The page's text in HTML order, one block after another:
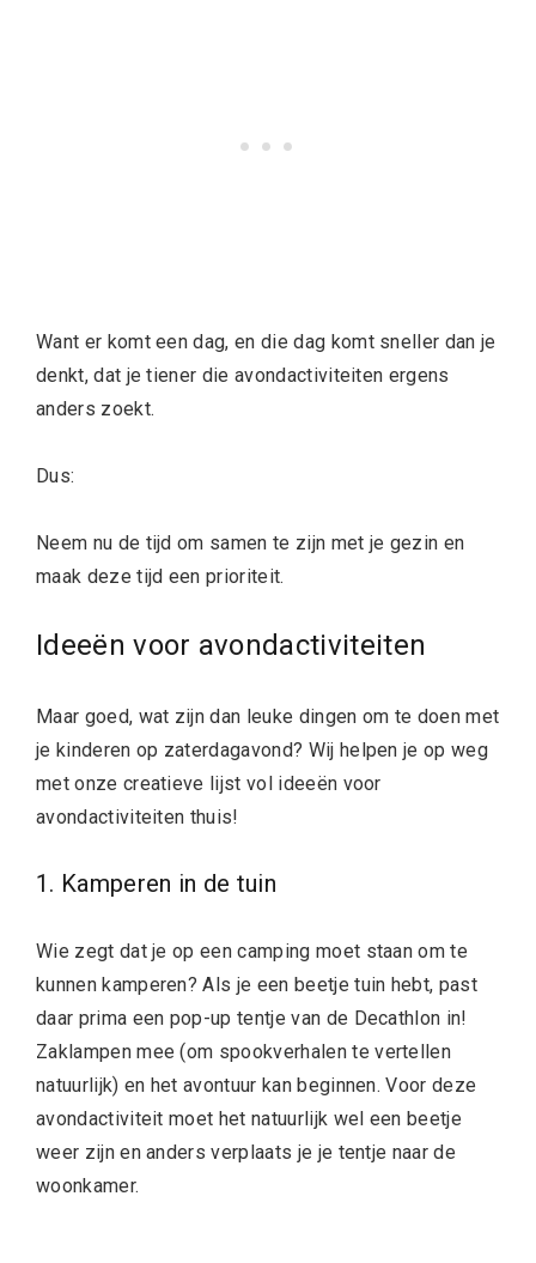
Want er komt een dag, en die dag komt sneller dan je
denkt, dat je tiener die avondactiviteiten ergens
anders zoekt.
Dus:
Neem nu de tijd om samen te zijn met je gezin en
maak deze tijd een prioriteit.
Ideeën voor avondactiviteiten
Maar goed, wat zijn dan leuke dingen om te doen met
je kinderen op zaterdagavond? Wij helpen je op weg
met onze creatieve lijst vol ideeën voor
avondactiviteiten thuis!
1. Kamperen in de tuin
Wie zegt dat je op een camping moet staan om te
kunnen kamperen? Als je een beetje tuin hebt, past
daar prima een pop-up tentje van de Decathlon in!
Zaklampen mee (om spookverhalen te vertellen
natuurlijk) en het avontuur kan beginnen. Voor deze
avondactiviteit moet het natuurlijk wel een beetje
weer zijn en anders verplaats je je tentje naar de
woonkamer.